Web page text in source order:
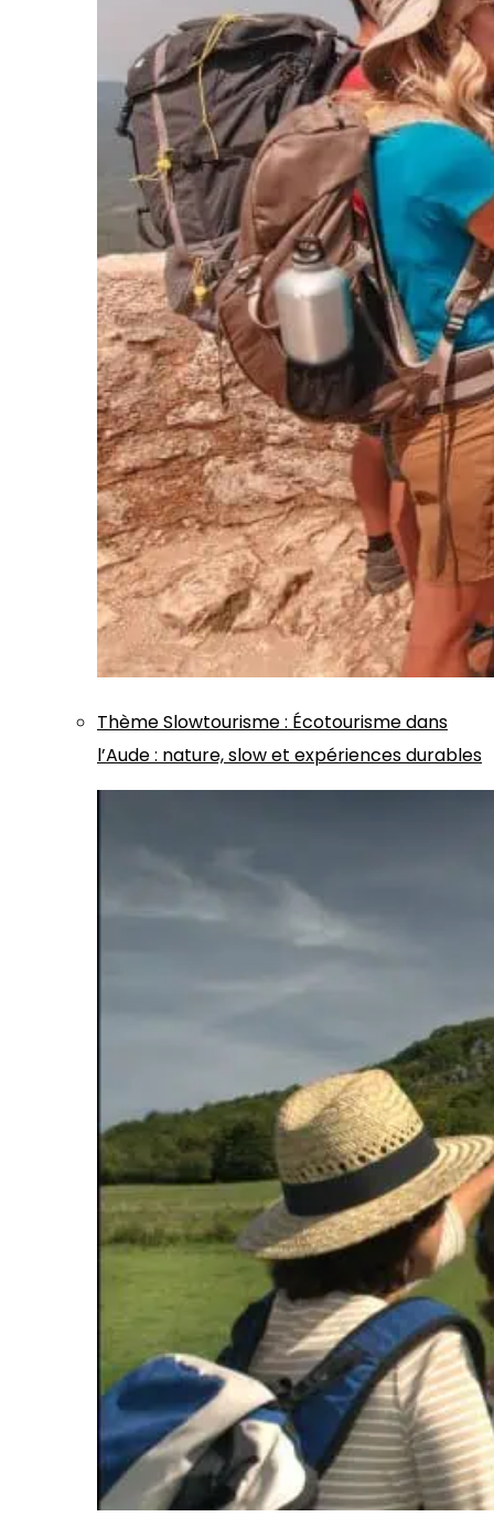
ThèmeSlowtourisme: Écotourisme dans
l’Aude : nature, slow et expériences durables